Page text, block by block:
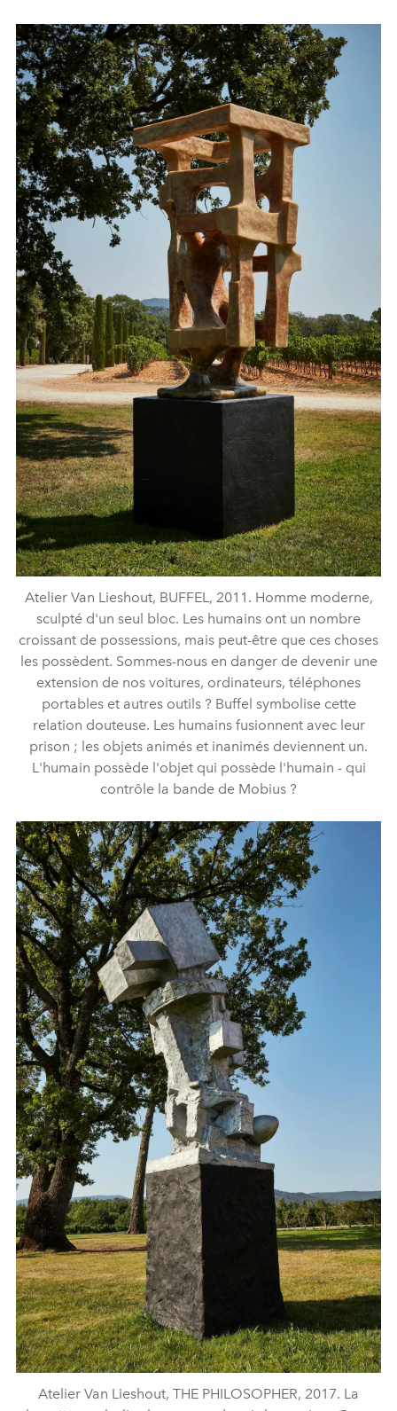
Atelier Van Lieshout, BUFFEL, 2011. Homme moderne,
sculpté d'un seul bloc. Les humains ont un nombre
croissant de possessions, mais peut-être que ces choses
les possèdent. Sommes-nous en danger de devenir une
extension de nos voitures, ordinateurs, téléphones
portables et autres outils ? Buffel symbolise cette
relation douteuse. Les humains fusionnent avec leur
prison ; les objets animés et inanimés deviennent un.
L'humain possède l'objet qui possède l'humain - qui
contrôle la bande de Mobius ?
Atelier Van Lieshout, THE PHILOSOPHER, 2017. La